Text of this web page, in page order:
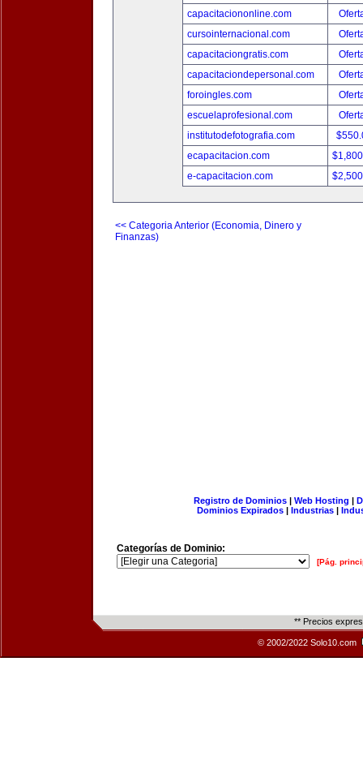
capacitaciononline.com
cursointernacional.com
capacitaciongratis.com
capacitaciondepersonal.com
foroingles.com
escuelaprofesional.com
institutodefotografia.com
ecapacitacion.com
e-capacitacion.com
<< Categoria Anterior (Economia, Dinero y
Finanzas)
Registro de Dominios| Web Hosting |
Dominios Expirados | Industrias |
Categorías de Dominio:
[Pág.
** Precios
© 2002/2022 Solo10.com